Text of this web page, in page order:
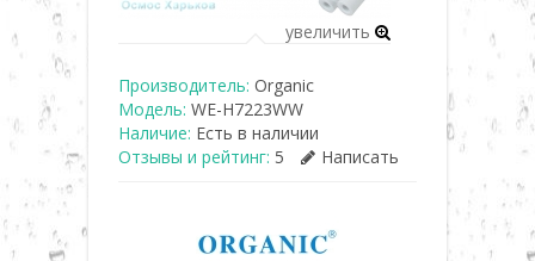
увеличить
Производитель: Organic
Модель: WE-H7223WW
Наличие: Есть в наличии
Отзывы и рейтинг: 5 Написать